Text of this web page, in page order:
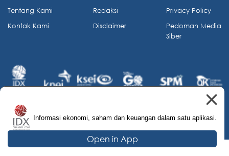
Informasi ekonomi, saham dan keuangan dalam satu aplikasi.
Open in App
Tentang Kami
Kontak Kami
Redaksi
Disclaimer
Privacy Policy
Pedoman Media
Siber
© 2026 IDX Channel. All Rights Reserved.